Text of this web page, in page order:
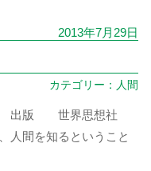
2013年7月29日
カテゴリー： 人間
出版 世界思想社
人間を知るということ